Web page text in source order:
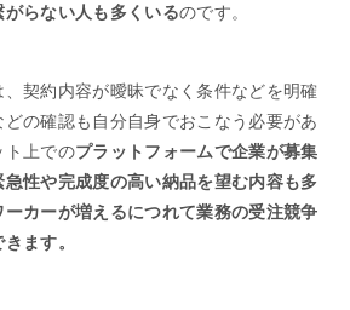
らない人も多くいるのです。
契約内容が曖昧でなく条件などを明確
の確認も自分自身でおこなう必要があ
ト上でのプラットフォームで企業が募集
性や完成度の高い納品を望む内容も多
ーカーが増えるにつれて業務の受注競争
ます。